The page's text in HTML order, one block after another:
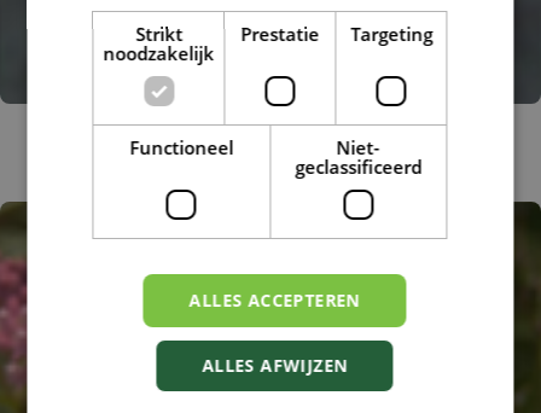
Knolzijdeplant
Asclepias tuberosa
Strikt
noodzakelijk
Prestatie Targeting
Functioneel
Niet-
geclassificeerd
ALLES ACCEPTEREN
ALLES AFWIJZEN